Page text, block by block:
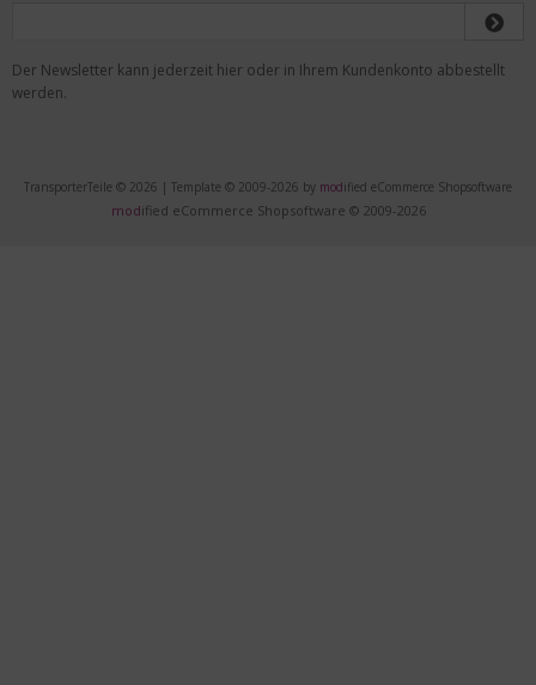
Der Newsletter kann jederzeit hier oder in Ihrem Kundenkonto abbestellt
werden.
TransporterTeile © 2026 | Template © 2009-2026 by modified eCommerce Shopsoftware
modified eCommerce Shopsoftware © 2009-2026